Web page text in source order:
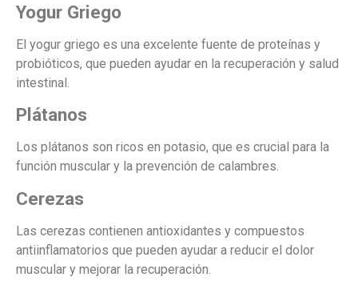
Yogur Griego
El yogur griego es una excelente fuente de proteínas y
probióticos, que pueden ayudar en la recuperación y salud
intestinal.
Plátanos
Los plátanos son ricos en potasio, que es crucial para la
función muscular y la prevención de calambres.
Cerezas
Las cerezas contienen antioxidantes y compuestos
antiinflamatorios que pueden ayudar a reducir el dolor
muscular y mejorar la recuperación.